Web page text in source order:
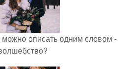
описать одним словом -